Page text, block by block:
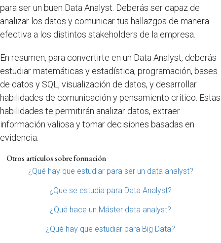
para ser un buen Data Analyst. Deberás ser capaz de
analizar los datos y comunicar tus hallazgos de manera
efectiva a los distintos stakeholders de la empresa.
En resumen, para convertirte en un Data Analyst, deberás
estudiar matemáticas y estadística, programación, bases
de datos y SQL, visualización de datos, y desarrollar
habilidades de comunicación y pensamiento crítico. Estas
habilidades te permitirán analizar datos, extraer
información valiosa y tomar decisiones basadas en
evidencia.
Otros artículos sobre formación
¿Qué hay que estudiar para ser un data analyst?
¿Que se estudia para Data Analyst?
¿Qué hace un Máster data analyst?
¿Qué hay que estudiar para Big Data?